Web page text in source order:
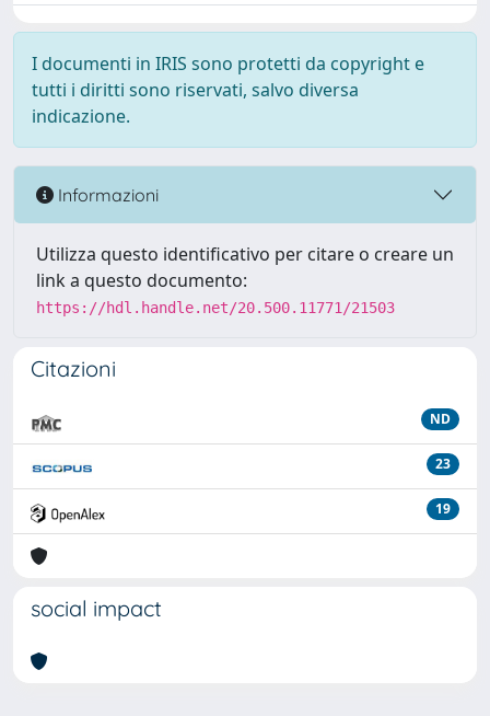
I documenti in IRIS sono protetti da copyright e
tutti i diritti sono riservati, salvo diversa
indicazione.
Informazioni
Utilizza questo identificativo per citare o creare un
link a questo documento:
https://hdl.handle.net/20.500.11771/21503
Citazioni
ND
23
19
social impact